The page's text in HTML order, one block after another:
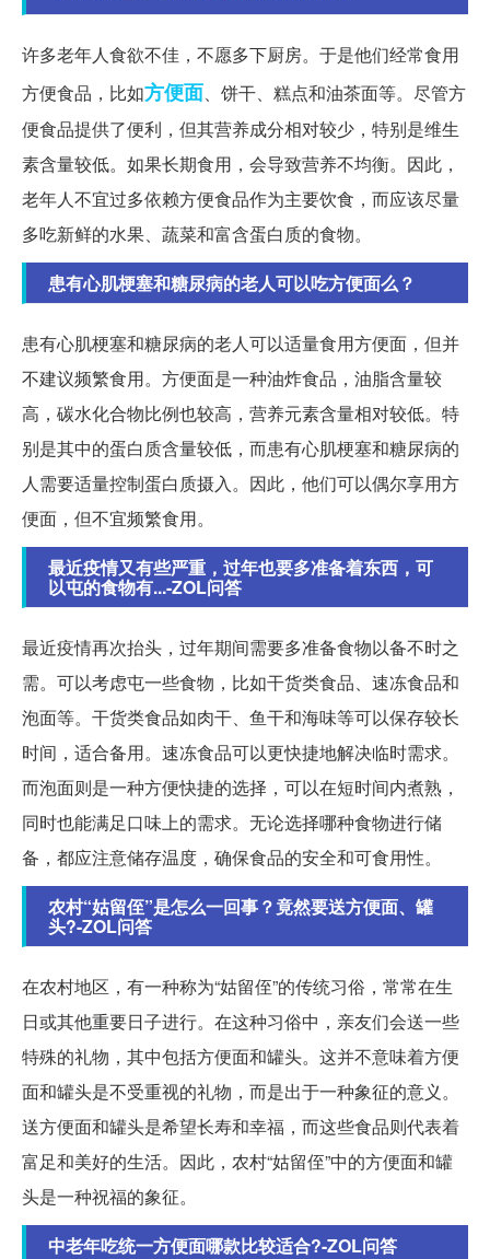
许多老年人食欲不佳，不愿多下厨房。于是他们经常食用
方便食品，比如方便面、饼干、糕点和油茶面等。尽管方
便食品提供了便利，但其营养成分相对较少，特别是维生
素含量较低。如果长期食用，会导致营养不均衡。因此，
老年人不宜过多依赖方便食品作为主要饮食，而应该尽量
多吃新鲜的水果、蔬菜和富含蛋白质的食物。
患有心肌梗塞和糖尿病的老人可以吃方便面么？
患有心肌梗塞和糖尿病的老人可以适量食用方便面，但并
不建议频繁食用。方便面是一种油炸食品，油脂含量较
高，碳水化合物比例也较高，营养元素含量相对较低。特
别是其中的蛋白质含量较低，而患有心肌梗塞和糖尿病的
人需要适量控制蛋白质摄入。因此，他们可以偶尔享用方
便面，但不宜频繁食用。
最近疫情又有些严重，过年也要多准备着东西，可
以屯的食物有...-ZOL问答
最近疫情再次抬头，过年期间需要多准备食物以备不时之
需。可以考虑屯一些食物，比如干货类食品、速冻食品和
泡面等。干货类食品如肉干、鱼干和海味等可以保存较长
时间，适合备用。速冻食品可以更快捷地解决临时需求。
而泡面则是一种方便快捷的选择，可以在短时间内煮熟，
同时也能满足口味上的需求。无论选择哪种食物进行储
备，都应注意储存温度，确保食品的安全和可食用性。
农村“姑留侄”是怎么一回事？竟然要送方便面、罐
头?-ZOL问答
在农村地区，有一种称为“姑留侄”的传统习俗，常常在生
日或其他重要日子进行。在这种习俗中，亲友们会送一些
特殊的礼物，其中包括方便面和罐头。这并不意味着方便
面和罐头是不受重视的礼物，而是出于一种象征的意义。
送方便面和罐头是希望长寿和幸福，而这些食品则代表着
富足和美好的生活。因此，农村“姑留侄”中的方便面和罐
头是一种祝福的象征。
中老年吃统一方便面哪款比较适合?-ZOL问答